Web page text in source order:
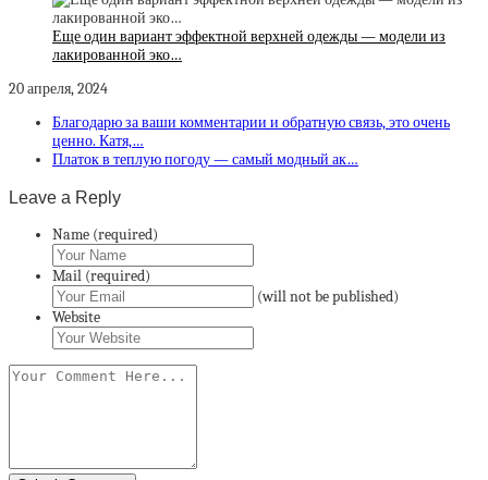
Еще один вариант эффектной верхней одежды — модели из
лакированной эко…
20 апреля, 2024
Благодарю за ваши комментарии и обратную связь, это очень
ценно. Катя,…
Платок в теплую погоду — самый модный ак…
Leave a Reply
Name (required)
Mail (required)
(will not be published)
Website